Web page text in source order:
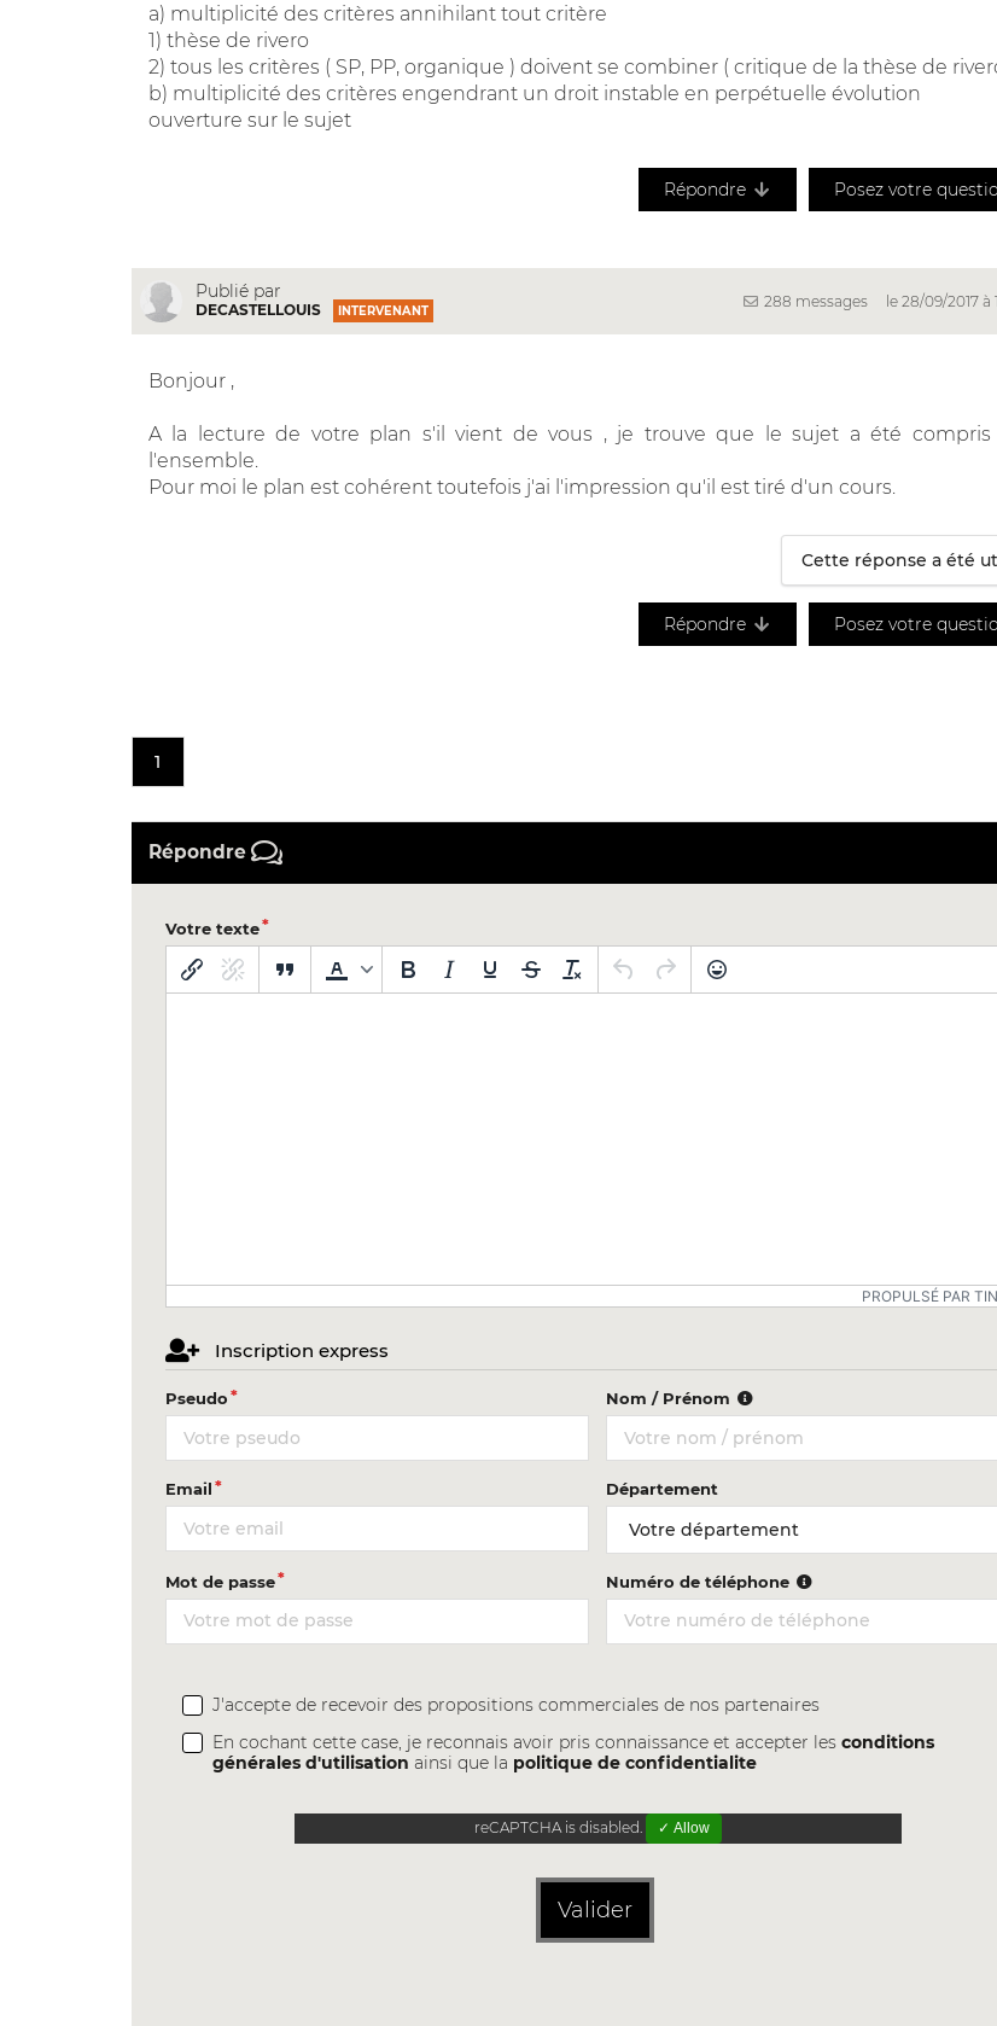
a) multiplicité des critères annihilant tout critère
1) thèse de rivero
2) tous les critères ( SP, PP, organique ) doivent se combiner ( critique de la thèse de
b) multiplicité des critères engendrant un droit instable en perpétuelle évolution
ouverture sur le sujet
Répondre Posez votre
Publié par
DECASTELLOUIS INTERVENANT
288 messages le 28/09/2017 à
Bonjour ,
A la lecture de votre plan s'il vient de vous , je trouve que le sujet a été compris
l'ensemble.
Pour moi le plan est cohérent toutefois j'ai l'impression qu'il est tiré d'un cours.
Cette réponse a été
Répondre Posez votre
1
Répondre
Votre texte
PROPULSÉ PAR
Inscription express
Pseudo Nom / Prénom
Email Département
Mot de passe Numéro de téléphone
J'accepte de recevoir des propositions commerciales de nos partenaires
En cochant cette case, je reconnais avoir pris connaissance et accepter lesconditions
générales d'utilisation ainsi que la politique de confidentialite
reCAPTCHA is disabled. ✓ Allow
Valider